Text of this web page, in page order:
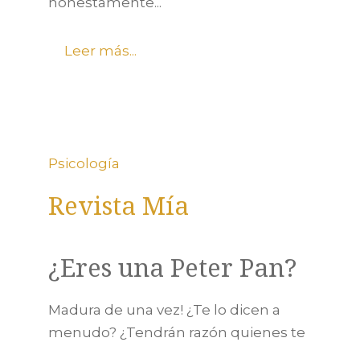
Leer más...
Psicología
Revista Mía
¿Eres una Peter Pan?
Madura de una vez! ¿Te lo dicen a
menudo? ¿Tendrán razón quienes te